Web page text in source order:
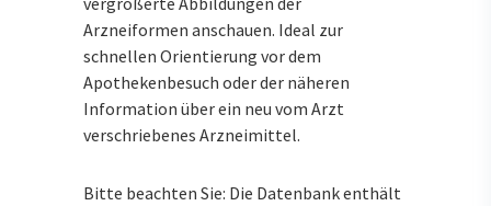
Arzneiformen anschauen. Ideal zur
schnellen Orientierung vor dem
Apothekenbesuch oder der näheren
Information über ein neu vom Arzt
verschriebenes Arzneimittel.
Bitte beachten Sie: Die Datenbank enthält